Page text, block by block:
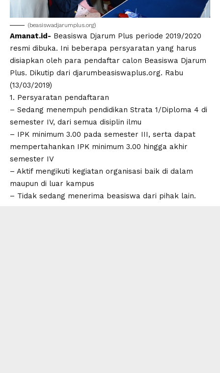
(beasiswadjarumplus.org)
Amanat.id- Beasiswa Djarum Plus periode 2019/2020
resmi dibuka. Ini beberapa persyaratan yang harus
disiapkan oleh para pendaftar calon Beasiswa Djarum
Plus. Dikutip dari djarumbeasiswaplus.org. Rabu
(13/03/2019)
1. Persyaratan pendaftaran
– Sedang menempuh pendidikan Strata 1/Diploma 4 di
semester IV, dari semua disiplin ilmu
– IPK minimum 3.00 pada semester III, serta dapat
mempertahankan IPK minimum 3.00 hingga akhir
semester IV
– Aktif mengikuti kegiatan organisasi baik di dalam
maupun di luar kampus
– Tidak sedang menerima beasiswa dari pihak lain.